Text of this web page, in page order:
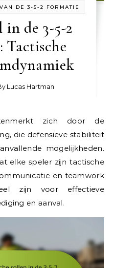
DE 3-5-2 FORMATIE
in de 3-5-2
Tactische
Lucas Hartman
zich door de
die defensieve stabiliteit
mogelijkheden.
elke speler zijn tactische
en teamwork
zijn voor effectieve
en aanval.